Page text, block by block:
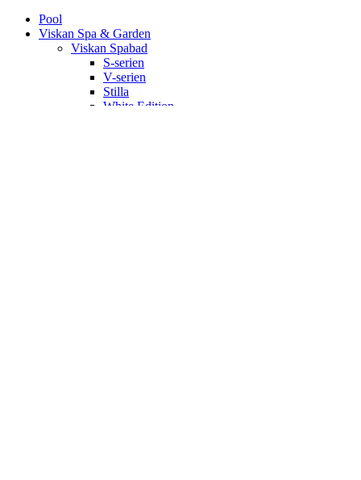
Pool
Viskan Spa & Garden
Viskan Spabad
S-serien
V-serien
Stilla
White Edition